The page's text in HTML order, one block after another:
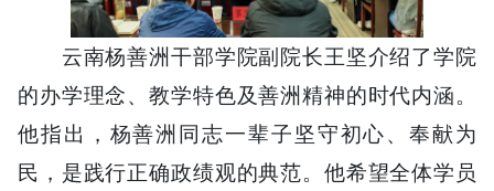
云南杨善洲干部学院副院长王坚介绍了学院
的办学理念、教学特色及善洲精神的时代内涵。
他指出，杨善洲同志一辈子坚守初心、奉献为
民，是践行正确政绩观的典范。他希望全体学员